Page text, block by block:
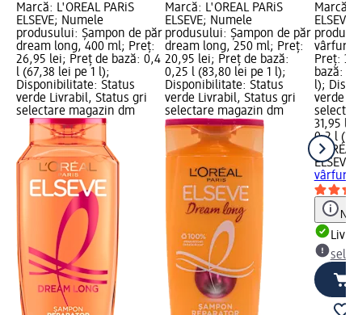
Marcă: L'ORÉAL PARiS
ELSEVE; Numele
produsului: Șampon de păr
dream long, 400 ml; Preț:
26,95 lei; Preț de bază: 0,4
l (67,38 lei pe 1 l);
Disponibilitate: Status
verde Livrabil, Status gri
selectare magazin dm
Marcă: L'ORÉAL PARiS
ELSEVE; Numele
produsului: Şampon de păr
dream long, 250 ml; Preț:
20,95 lei; Preț de bază:
0,25 l (83,80 lei pe 1 l);
Disponibilitate: Status
verde Livrabil, Status gri
selectare magazin dm
Marcă:
vârfuri
Preț:
bază:
l);
verde
31,95 lei
0,2 l
ELSEVE
vârfuri
Notă